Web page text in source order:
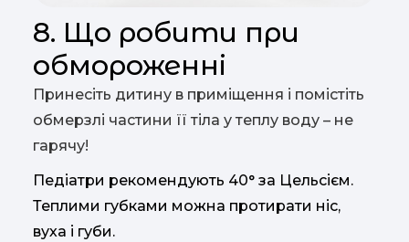
8. Що робити при
обмороженні
Принесіть дитину в приміщення і помістіть
обмерзлі частини її тіла у теплу воду – не
гарячу!
Педіатри рекомендують 40° за Цельсієм.
Теплими губками можна протирати ніс,
вуха і губи.